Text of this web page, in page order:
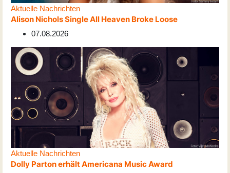
Aktuelle Nachrichten
Alison Nichols Single All Heaven Broke Loose
07.08.2026
Aktuelle Nachrichten
Dolly Parton erhält Americana Music Award